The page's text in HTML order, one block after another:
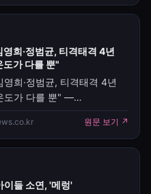
해명했다. 옥주현은 7일
스와의 인터뷰를 통해 최근
중 언급했던 발언에 대해
. 최근 온라인을 중심으로
랫폼에서 "계약한 차기작
희·정범균, 티격태격 4년
도가 다를 뿐"
영희·정범균, 티격태격 4년
도가 다를 뿐" —
뉴스=황규준기자] KBS2
김영희, 정범균 콤비가
트너십과 서로 다른
었던 일들을 공개했다.지난
'말자쇼'는 '내 편 맞아?'
행되었다. 감성적이고
원문 보기 ↗
이들 소연, '메렁'